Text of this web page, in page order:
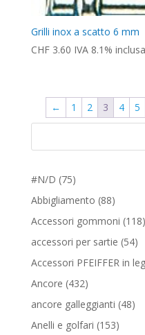
Grilli inox a scatto 6 mm
CHF3.60 IVA 8.1% inclusa
← 1 2 3 4 5
#N/D 7575
prodotti
Abbigliamento 8888
prodotti
Accessori gommoni 118
accessori per sartie 5454
Accessori PFEIFFER in
Ancore 432432
prodotti
ancore galleggianti 4848
Anelli e golfari 153153